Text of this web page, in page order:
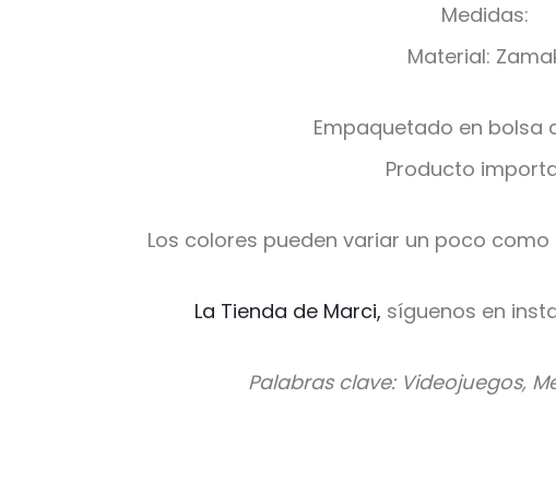
Medidas:
Material:
Empaquetado en bolsa
Producto
Los colores pueden variar un poco
La Tienda de Marci, síguenos en
Palabras clave: Videojuegos,